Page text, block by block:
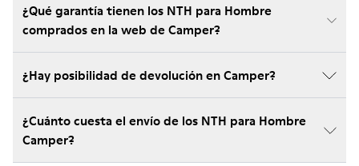
¿Qué garantía tienen los NTH para Hombre
comprados en la web de Camper?
¿Hay posibilidad de devolución en Camper?
¿Cuánto cuesta el envío de los NTH para Hombre
Camper?